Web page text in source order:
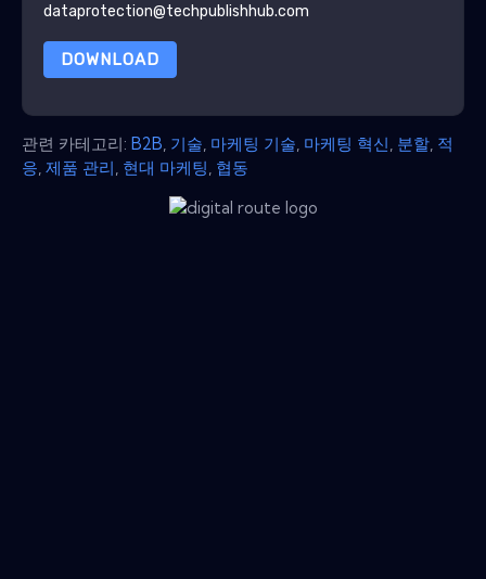
dataprotection@techpublishhub.com
DOWNLOAD
관련 카테고리: B2B 기술 마케팅 기술 마케팅 혁신 분할 적
응 제품 관리 현대 마케팅 협동